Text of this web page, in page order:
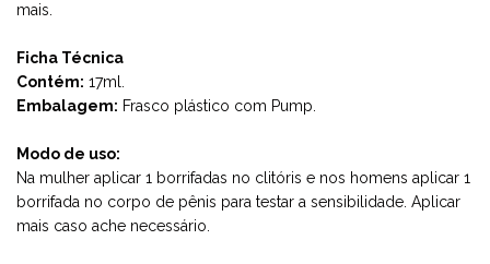
mais.
Ficha Técnica
Contém: 17ml.
Embalagem: Frasco plástico com Pump.
Modo de uso:
Na mulher aplicar 1 borrifadas no clitóris e nos homens aplicar 1
borrifada no corpo de pênis para testar a sensibilidade. Aplicar
mais caso ache necessário.